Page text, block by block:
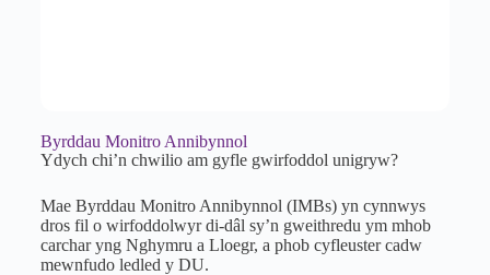
Byrddau Monitro Annibynnol
Ydych chi’n chwilio am gyfle gwirfoddol unigryw?
Mae Byrddau Monitro Annibynnol (IMBs) yn cynnwys
dros fil o wirfoddolwyr di-dâl sy’n gweithredu ym mhob
carchar yng Nghymru a Lloegr, a phob cyfleuster cadw
mewnfudo ledled y DU.